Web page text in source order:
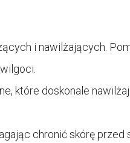
i nawilżających.
które doskonale
chronić skórę przed